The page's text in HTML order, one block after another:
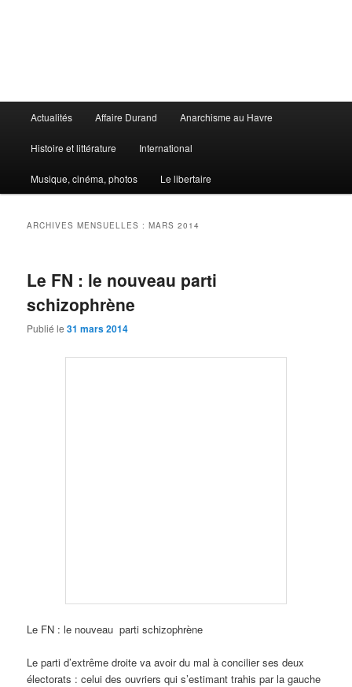
principal
Actualités Affaire Durand Anarchisme au Havre
Histoire et littérature International
Musique, cinéma, photos Le libertaire
ARCHIVES MENSUELLES :MARS 2014
Le FN : le nouveau parti
schizophrène
Publié le31 mars 2014
Le FN : le nouveau parti schizophrène
Le parti d’extrême droite va avoir du mal à concilier ses deux
électorats : celui des ouvriers qui s’estimant trahis par la gauche